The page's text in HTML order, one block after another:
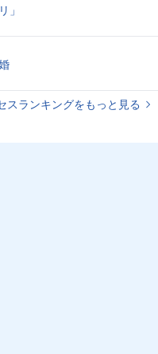
」
スランキングをもっと見る